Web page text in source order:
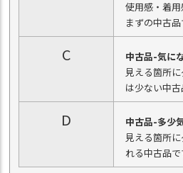
使用感・着
まずの中古品
C
中古品-気に
見える箇所
は少ない中古
D
中古品-多少
見える箇所
れる中古品で